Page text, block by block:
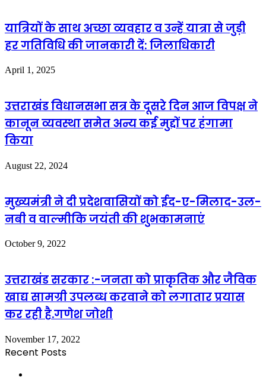
यात्रियों के साथ अच्छा व्यवहार व उन्हें यात्रा से जुड़ी
हर गतिविधि की जानकारी दें: जिलाधिकारी
April 1, 2025
उत्तराखंड विधानसभा सत्र के दूसरे दिन आज विपक्ष ने
कानून व्यवस्था समेत अन्य कई मुद्दों पर हंगामा
किया
August 22, 2024
मुख्यमंत्री ने दी प्रदेशवासियों को ईद-ए-मिलाद-उल-
नबी व वाल्मीकि जयंती की शुभकामनाएं
October 9, 2022
उत्तराखंड सरकार :-जनता को प्राकृतिक और जैविक
खाद्य सामग्री उपलब्ध करवाने को लगातार प्रयास
कर रही है.गणेश जोशी
November 17, 2022
Recent Posts